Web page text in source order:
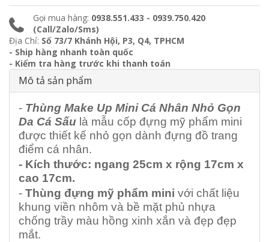
Gọi mua hàng: 0938.551.433 - 0939.750.420
(Call/Zalo/Sms)
Địa Chỉ: Số 73/7 Khánh Hội, P3, Q4, TPHCM
- Ship hàng nhanh toàn quốc
- Kiểm tra hàng trước khi thanh toán
Mô tả sản phẩm
- Thùng Make Up Mini Cá Nhân Nhỏ Gọn
Da Cá Sấu là mẫu cốp đựng mỹ phẩm mini
được thiết kế nhỏ gọn dành đựng đồ trang
điểm cá nhân.
- Kích thước: ngang 25cm x rộng 17cm x
cao 17cm.
- Thùng đựng mỹ phẩm mini với chất liệu
khung viền nhôm và bề mặt phủ nhựa
chống trầy màu hồng xinh xắn và đẹp đẹp
mắt.